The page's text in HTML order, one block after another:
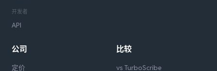
开发者
API
公司
定价
比较
vs TurboScribe